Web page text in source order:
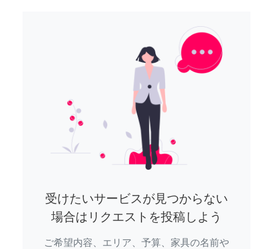
受けたいサービスが見つからない
場合はリクエストを投稿しよう
ご希望内容、エリア、予算、家具の名前や